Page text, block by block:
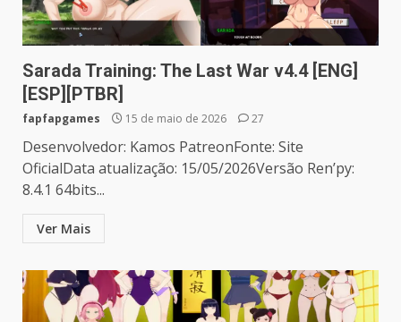
Sarada Training: The Last War v4.4 [ENG]
[ESP][PTBR]
fapfapgames 15 de maio de 2026 27
Desenvolvedor: Kamos PatreonFonte: Site
OficialData atualização: 15/05/2026Versão Ren’py:
8.4.1 64bits...
Ver Mais